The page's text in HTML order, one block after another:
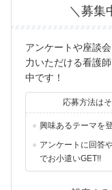
＼募集
アンケートや座談
力いただける看護
中です！
応募方法は
興味あるテーマを
アンケートに回答
でお小遣いGET!!